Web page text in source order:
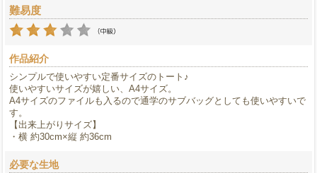
難易度
作品紹介
シンプルで使いやすい定番サイズのトート♪
使いやすいサイズが嬉しい、A4サイズ。
A4サイズのファイルも入るので通学のサブバッグとしても使いやすいで
す。
【出来上がりサイズ】
・横 約30cm×縦 約36cm
必要な生地